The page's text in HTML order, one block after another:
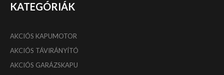
KATEGÓRIÁK
AKCIÓS KAPUMOTOR
AKCIÓS TÁVIRÁNYÍTÓ
AKCIÓS GARÁZSKAPU